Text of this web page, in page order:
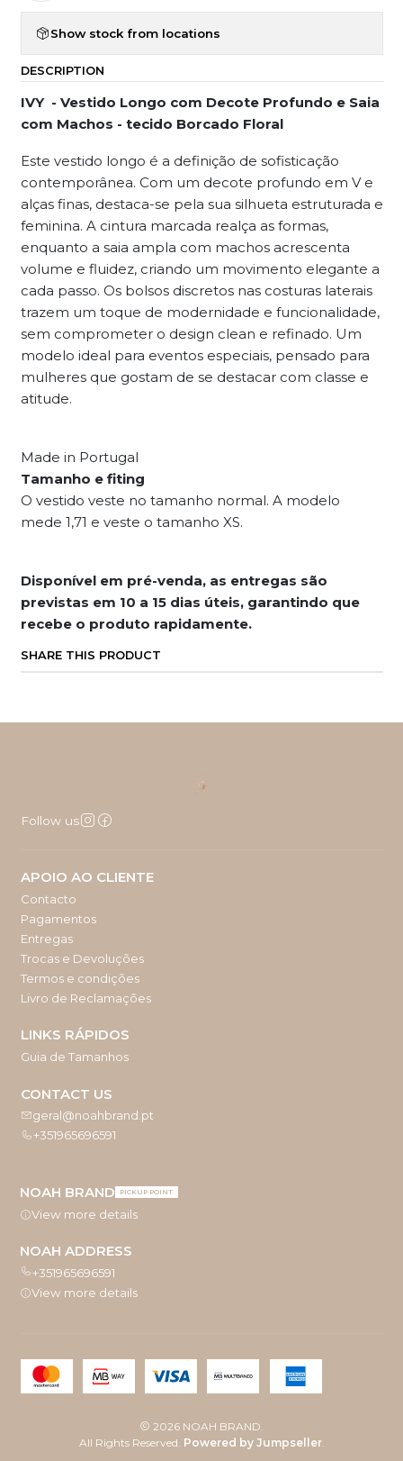
Show stock from locations
DESCRIPTION
IVY - Vestido Longo com Decote Profundo e Saia
com Machos - tecido Borcado Floral
Este vestido longo é a definição de sofisticação
contemporânea. Com um decote profundo em V e
alças finas, destaca-se pela sua silhueta estruturada e
feminina. A cintura marcada realça as formas,
enquanto a saia ampla com machos acrescenta
volume e fluidez, criando um movimento elegante a
cada passo. Os bolsos discretos nas costuras laterais
trazem um toque de modernidade e funcionalidade,
sem comprometer o design clean e refinado. Um
modelo ideal para eventos especiais, pensado para
mulheres que gostam de se destacar com classe e
atitude.
Made in Portugal
Tamanho e fiting
O vestido veste no tamanho normal. A modelo
mede 1,71 e veste o tamanho XS.
Disponível em pré-venda, as entregas são
previstas em 10 a 15 dias úteis, garantindo que
recebe o produto rapidamente.
SHARE THIS PRODUCT
Follow us
APOIO AO CLIENTE
Contacto
Pagamentos
Entregas
Trocas e Devoluções
Termos e condições
Livro de Reclamações
LINKS RÁPIDOS
Guia de Tamanhos
CONTACT US
geral@noahbrand.pt
+351965696591
NOAH BRAND PICKUP POINT
View more details
NOAH ADDRESS
+351965696591
View more details
2026 NOAH BRAND.
All Rights Reserved. Powered by Jumpseller.